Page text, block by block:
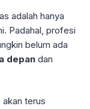
adalah hanya
Padahal, profesi
belum ada
depan dan
terus